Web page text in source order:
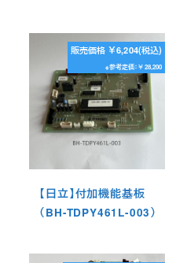
販売価格 ￥6,204(税込)
※参考定価：￥28,200
【日立】付加機能基板
（BH-TDPY461L-003）